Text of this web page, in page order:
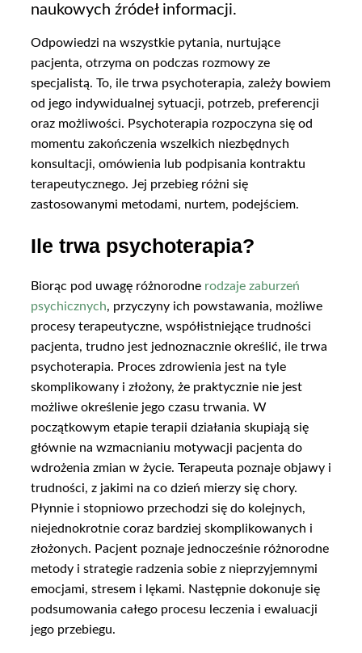
naukowych źródeł informacji.
Odpowiedzi na wszystkie pytania, nurtujące
pacjenta, otrzyma on podczas rozmowy ze
specjalistą. To, ile trwa psychoterapia, zależy bowiem
od jego indywidualnej sytuacji, potrzeb, preferencji
oraz możliwości. Psychoterapia rozpoczyna się od
momentu zakończenia wszelkich niezbędnych
konsultacji, omówienia lub podpisania kontraktu
terapeutycznego. Jej przebieg różni się
zastosowanymi metodami, nurtem, podejściem.
Ile trwa psychoterapia?
Biorąc pod uwagę różnorodne rodzaje zaburzeń
psychicznych, przyczyny ich powstawania, możliwe
procesy terapeutyczne, współistniejące trudności
pacjenta, trudno jest jednoznacznie określić, ile trwa
psychoterapia. Proces zdrowienia jest na tyle
skomplikowany i złożony, że praktycznie nie jest
możliwe określenie jego czasu trwania. W
początkowym etapie terapii działania skupiają się
głównie na wzmacnianiu motywacji pacjenta do
wdrożenia zmian w życie. Terapeuta poznaje objawy i
trudności, z jakimi na co dzień mierzy się chory.
Płynnie i stopniowo przechodzi się do kolejnych,
niejednokrotnie coraz bardziej skomplikowanych i
złożonych. Pacjent poznaje jednocześnie różnorodne
metody i strategie radzenia sobie z nieprzyjemnymi
emocjami, stresem i lękami. Następnie dokonuje się
podsumowania całego procesu leczenia i ewaluacji
jego przebiegu.